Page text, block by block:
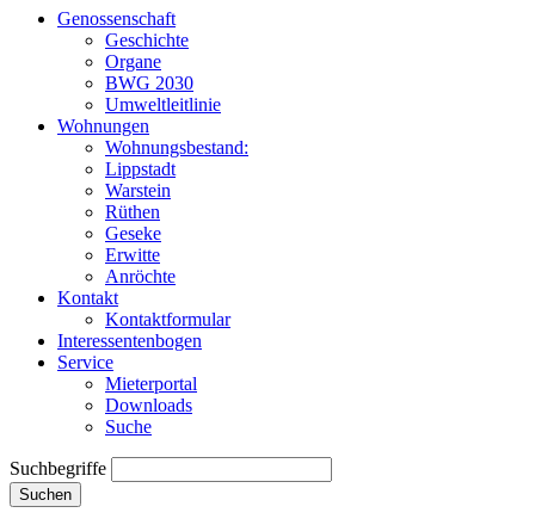
Genossenschaft
Geschichte
Organe
BWG 2030
Umweltleitlinie
Wohnungen
Wohnungsbestand:
Lippstadt
Warstein
Rüthen
Geseke
Erwitte
Anröchte
Kontakt
Kontaktformular
Interessentenbogen
Service
Mieterportal
Downloads
Suche
Suchbegriffe
Suchen